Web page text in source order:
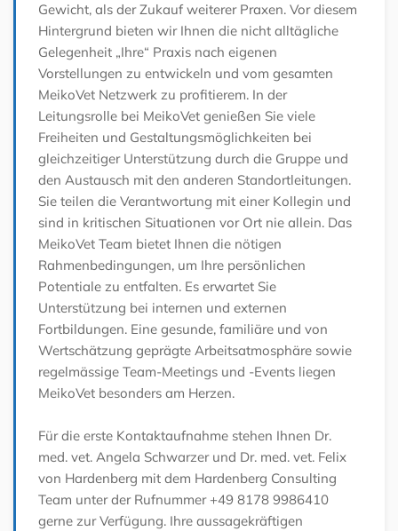
Gewicht, als der Zukauf weiterer Praxen. Vor diesem
Hintergrund bieten wir Ihnen die nicht alltägliche
Gelegenheit „Ihre“ Praxis nach eigenen
Vorstellungen zu entwickeln und vom gesamten
MeikoVet Netzwerk zu profitierem. In der
Leitungsrolle bei MeikoVet genießen Sie viele
Freiheiten und Gestaltungsmöglichkeiten bei
gleichzeitiger Unterstützung durch die Gruppe und
den Austausch mit den anderen Standortleitungen.
Sie teilen die Verantwortung mit einer Kollegin und
sind in kritischen Situationen vor Ort nie allein. Das
MeikoVet Team bietet Ihnen die nötigen
Rahmenbedingungen, um Ihre persönlichen
Potentiale zu entfalten. Es erwartet Sie
Unterstützung bei internen und externen
Fortbildungen. Eine gesunde, familiäre und von
Wertschätzung geprägte Arbeitsatmosphäre sowie
regelmässige Team-Meetings und -Events liegen
MeikoVet besonders am Herzen.
Für die erste Kontaktaufnahme stehen Ihnen Dr.
med. vet. Angela Schwarzer und Dr. med. vet. Felix
von Hardenberg mit dem Hardenberg Consulting
Team unter der Rufnummer +49 8178 9986410
gerne zur Verfügung. Ihre aussagekräftigen